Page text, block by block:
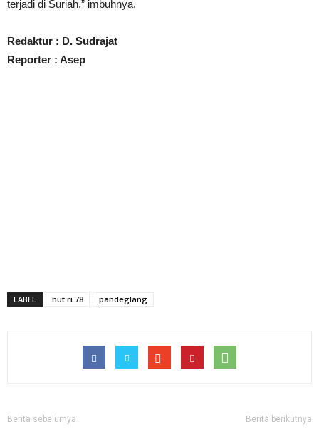
terjadi di Suriah,” imbuhnya.
Redaktur : D. Sudrajat
Reporter : Asep
LABEL hut ri 78 pandeglang
Berita sebelumya Berita berikutnya